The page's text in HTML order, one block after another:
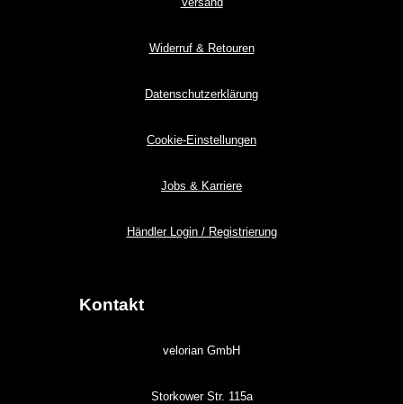
Widerruf & Retouren
Datenschutzerklärung
Cookie-Einstellungen
Jobs & Karriere
Händler Login / Registrierung
Kontakt
velorian GmbH
Storkower Str. 115a